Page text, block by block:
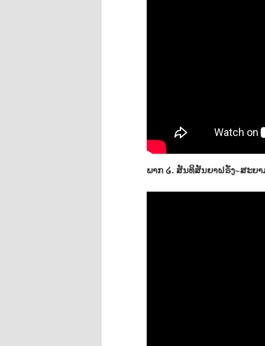
ພາກ ໒. ສັນທິສັນຍາຝຣັ່ງ~ສະຍາ